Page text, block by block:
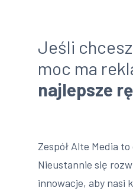
Jeśli
moc ma
najlepsze
Zespół Alte Media
Nieustannie się
innowacje, aby nasi